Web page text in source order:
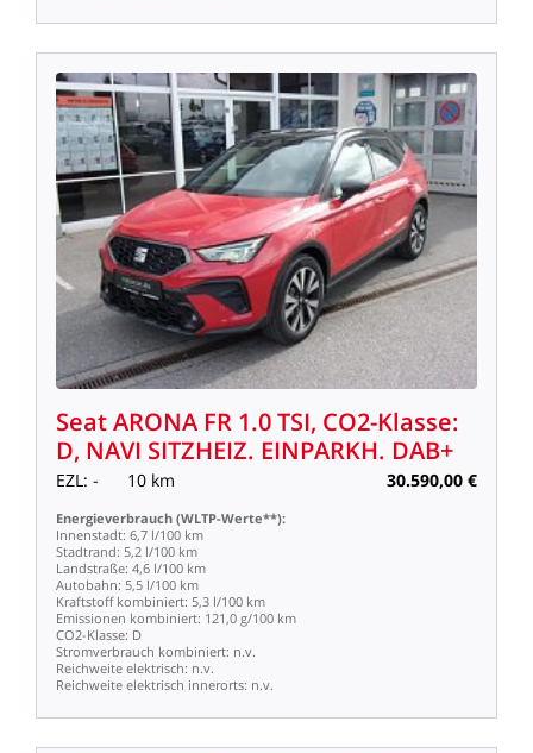
SeatARONA FR 1.0TSI, CO2-Klasse:
D, NAVI SITZHEIZ. EINPARKH. DAB+
EZL: - 10 km 30.590,00 €
Energieverbrauch (WLTP-Werte**):
Innenstadt: 6,7 l/100 km
Stadtrand: 5,2 l/100 km
Landstraße: 4,6 l/100 km
Autobahn: 5,5 l/100 km
Kraftstoff kombiniert: 5,3 l/100 km
Emissionen kombiniert: 121,0 g/100 km
CO2-Klasse: D
Stromverbrauch kombiniert: n.v.
Reichweite elektrisch: n.v.
Reichweite elektrisch innerorts: n.v.